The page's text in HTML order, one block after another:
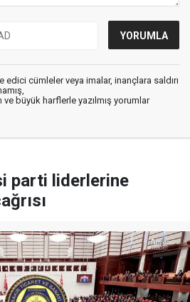
edici cümleler veya imalar, inançlara saldırı
büyük harflerle yazılmış yorumlar
parti liderlerine